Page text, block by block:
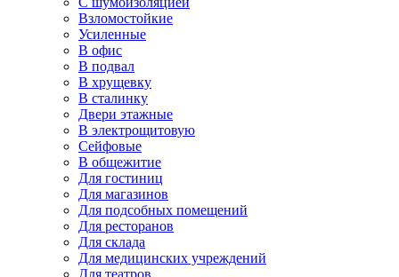
Взломостойкие
Усиленные
В офис
В подвал
В хрущевку
В сталинку
Двери этажные
В электрощитовую
Сейфовые
В общежитие
Для гостиниц
Для магазинов
Для подсобных помещений
Для ресторанов
Для склада
Для медицинских учреждений